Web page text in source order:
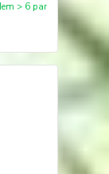
> 6 par